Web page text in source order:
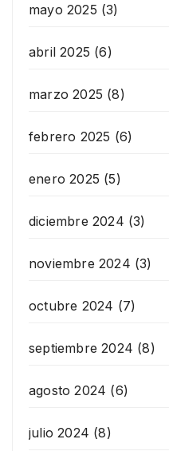
mayo 2025 (3)
abril 2025 (6)
marzo 2025 (8)
febrero 2025 (6)
enero 2025 (5)
diciembre 2024 (3)
noviembre 2024 (3)
octubre 2024 (7)
septiembre 2024 (8)
agosto 2024 (6)
julio 2024 (8)